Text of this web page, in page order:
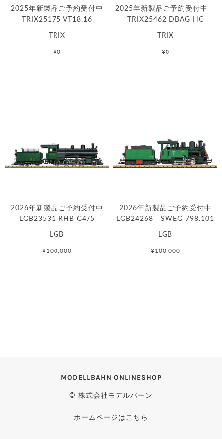
2025年新製品ご予約受付中
TRIX25175 VT18.16
TRIX
¥0
2025年新製品ご予約受付中
TRIX25462 DBAG HC
TRIX
¥0
2026年新製品ご予約受付中
LGB23531 RHB G4/5
LGB
¥100,000
2026年新製品ご予約受付中
LGB24268 SWEG 798.101
LGB
¥100,000
MODELLBAHN ONLINESHOP
© 株式会社モデルバーン
ホームページはこちら